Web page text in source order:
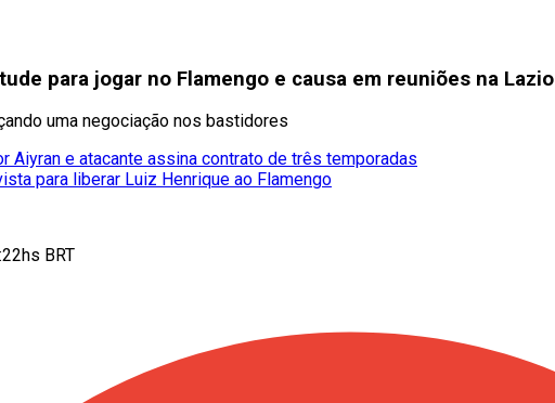
para jogar no Flamengo e causa em reuniões na Lazio
uma negociação nos bastidores
Aiyran e atacante assina contrato de três temporadas
para liberar Luiz Henrique ao Flamengo
BRT